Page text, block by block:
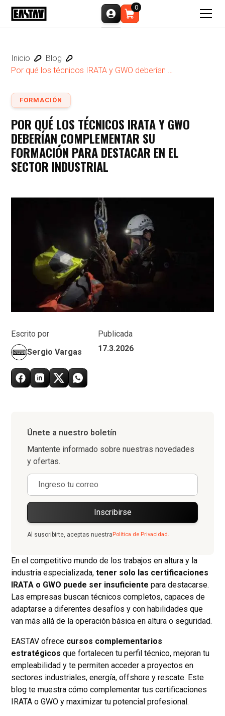
0
Inicio
Blog
Por qué los técnicos IRATA y GWO deberían
industrial
FORMACIÓN
POR QUÉ LOS TÉCNICOS IRATA Y GWO
DEBERÍAN COMPLEMENTAR SU
FORMACIÓN PARA DESTACAR EN EL
SECTOR INDUSTRIAL
Escrito por
Sergio Vargas
Publicada
17.3.2026
Únete a nuestro boletín
Mantente informado sobre nuestras novedades
y ofertas.
Al suscribirte, aceptas nuestraPolítica de Privacidad.
En el competitivo mundo de los trabajos en altura y la
industria especializada,tener solo las certificaciones
IRATA o GWO puede ser insuficiente para destacarse.
Las empresas buscan técnicos completos, capaces de
adaptarse a diferentes desafíos y con habilidades que
van más allá de la operación básica en altura o seguridad.
EASTAV ofrece cursos complementarios
estratégicos que fortalecen tu perfil técnico, mejoran tu
empleabilidad y te permiten acceder a proyectos en
sectores industriales, energía, offshore y rescate. Este
blog te muestra cómo complementar tus certificaciones
IRATA o GWO y maximizar tu potencial profesional.